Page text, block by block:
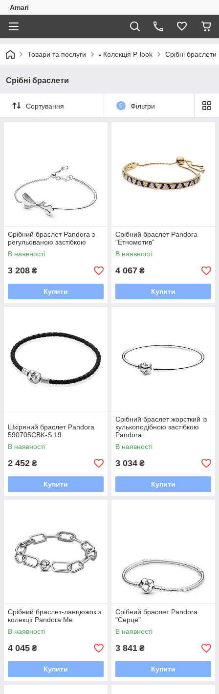
Amari
Товари та послуги ▫️ Колекція P-look Срібні браслети
Срібні браслети
Сортування 0 Фільтри
Срібний браслет Pandora з
регульованою застібкою
В наявності
3 208 ₴
Купити
Срібний браслет Pandora
"Етномотив"
В наявності
4 067 ₴
Купити
Шкіряний браслет Pandora
590705CBK-S 19
В наявності
2 452 ₴
Купити
Срібний браслет жорсткий із
кулькоподібною застібкою
Pandora
В наявності
3 034 ₴
Купити
Срібний браслет-ланцюжок з
колекції Pandora Me
В наявності
4 045 ₴
Купити
Срібний браслет Pandora
"Серце"
В наявності
3 841 ₴
Купити